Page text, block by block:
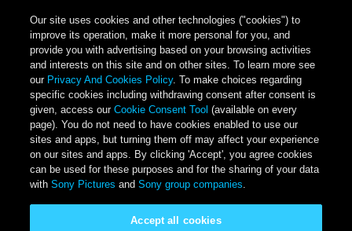
Our site uses cookies and other technologies ("cookies") to
improve its operation, make it more personal for you, and
provide you with advertising based on your browsing activities
and interests on this site and on other sites. To learn more see
our Privacy And Cookies Policy. To make choices regarding
specific cookies including withdrawing consent after consent is
given, access ourCookie Consent Tool (available on every
page). You do not need to have cookies enabled to use our
sites and apps, but turning them off may affect your experience
on our sites and apps. By clicking 'Accept', you agree cookies
can be used for these purposes and for the sharing of your data
withSony Pictures andSony group companies.
Accept all cookies